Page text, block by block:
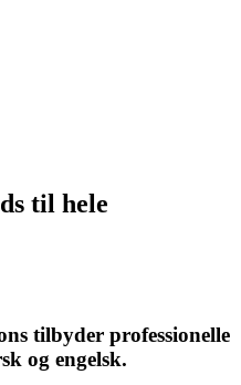
til hele
tilbyder professionelle
og engelsk.